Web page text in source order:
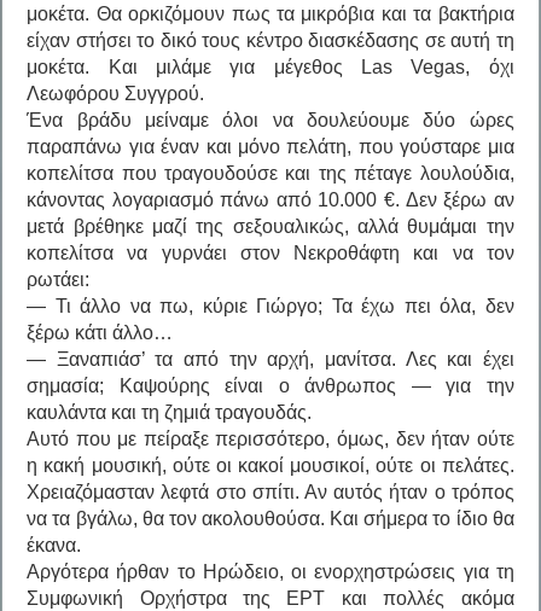
μοκέτα. Θα ορκιζόμουν πως τα μικρόβια και τα βακτήρια
είχαν στήσει το δικό τους κέντρο διασκέδασης σε αυτή τη
μοκέτα. Και μιλάμε για μέγεθος Las Vegas, όχι
Λεωφόρου Συγγρού.
Ένα βράδυ μείναμε όλοι να δουλεύουμε δύο ώρες
παραπάνω για έναν και μόνο πελάτη, που γούσταρε μια
κοπελίτσα που τραγουδούσε και της πέταγε λουλούδια,
κάνοντας λογαριασμό πάνω από 10.000 €. Δεν ξέρω αν
μετά βρέθηκε μαζί της σεξουαλικώς, αλλά θυμάμαι την
κοπελίτσα να γυρνάει στον Νεκροθάφτη και να τον
ρωτάει:
— Τι άλλο να πω, κύριε Γιώργο; Τα έχω πει όλα, δεν
ξέρω κάτι άλλο…
— Ξαναπιάσ’ τα από την αρχή, μανίτσα. Λες και έχει
σημασία; Καψούρης είναι ο άνθρωπος — για την
καυλάντα και τη ζημιά τραγουδάς.
Αυτό που με πείραξε περισσότερο, όμως, δεν ήταν ούτε
η κακή μουσική, ούτε οι κακοί μουσικοί, ούτε οι πελάτες.
Χρειαζόμασταν λεφτά στο σπίτι. Αν αυτός ήταν ο τρόπος
να τα βγάλω, θα τον ακολουθούσα. Και σήμερα το ίδιο θα
έκανα.
Αργότερα ήρθαν το Ηρώδειο, οι ενορχηστρώσεις για τη
Συμφωνική Ορχήστρα της ΕΡΤ και πολλές ακόμα